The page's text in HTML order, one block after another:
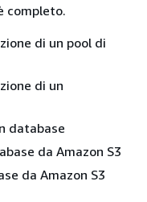
completo.
di un pool di
di un
database
da Amazon S3
da Amazon S3